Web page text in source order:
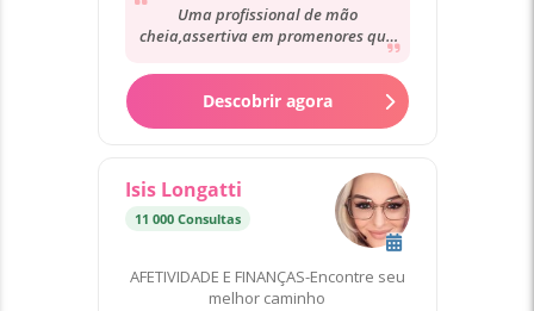
Uma profissional de mão
cheia,assertiva em promenores que
não falamos empática ,simpática e e
traz mta luz para...
Descobrir agora
Isis Longatti
11 000 Consultas
AFETIVIDADE E FINANÇAS-Encontre seu
melhor caminho